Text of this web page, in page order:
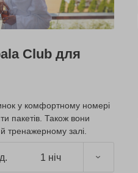
Club для
у комфортному номері
пакетів. Також вони
тренажерному залі.
1 ніч